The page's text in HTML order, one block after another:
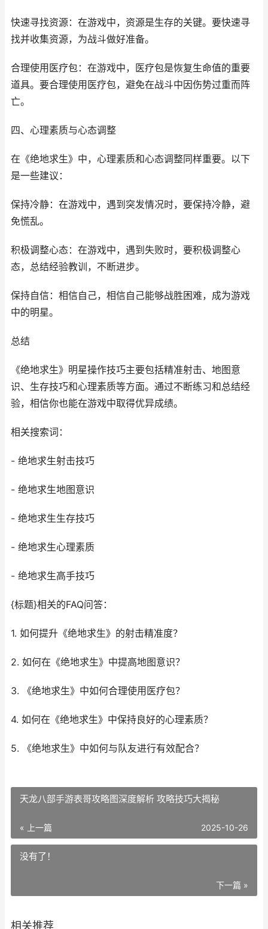
快速寻找资源：在游戏中，资源是生存的关键。要快速寻
找并收集资源，为战斗做好准备。
合理使用医疗包：在游戏中，医疗包是恢复生命值的重要
道具。要合理使用医疗包，避免在战斗中因伤势过重而阵
亡。
四、心理素质与心态调整
在《绝地求生》中，心理素质和心态调整同样重要。以下
是一些建议：
保持冷静：在游戏中，遇到突发情况时，要保持冷静，避
免慌乱。
积极调整心态：在游戏中，遇到失败时，要积极调整心
态，总结经验教训，不断进步。
保持自信：相信自己，相信自己能够战胜困难，成为游戏
中的明星。
总结
《绝地求生》明星操作技巧主要包括精准射击、地图意
识、生存技巧和心理素质等方面。通过不断练习和总结经
验，相信你也能在游戏中取得优异成绩。
相关搜索词：
- 绝地求生射击技巧
- 绝地求生地图意识
- 绝地求生生存技巧
- 绝地求生心理素质
- 绝地求生高手技巧
{标题}相关的FAQ问答：
1. 如何提升《绝地求生》的射击精准度？
2. 如何在《绝地求生》中提高地图意识？
3. 《绝地求生》中如何合理使用医疗包？
4. 如何在《绝地求生》中保持良好的心理素质？
5. 《绝地求生》中如何与队友进行有效配合？
天龙八部手游表哥攻略图深度解析 攻略技巧大揭秘
« 上一篇 2025-10-26
没有了！
下一篇 »
相关推荐